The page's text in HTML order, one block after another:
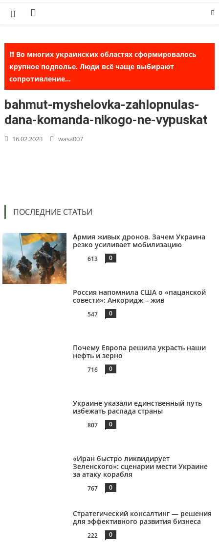
❗❗ Во многих украинских областях сформировалось
крупное подполье. Люди всё чаще выбирают
сопротивление...
bahmut-myshelovka-zahlopnulas-
dana-komanda-nikogo-ne-vypuskat
16.02.2023 wasa007
ПОСЛЕДНИЕ СТАТЬИ
Армия живых дронов. Зачем Украина
резко усиливает мобилизацию
613 0
Россия напомнила США о «пацанской
совести»: Анкоридж – жив
547 0
Почему Европа решила украсть наши
нефть и зерно
716 0
Украине указали единственный путь
избежать распада страны
807 0
«Иран быстро ликвидирует
Зеленского»: сценарии мести Украине
за атаку корабля
767 0
Стратегический консалтинг — решения
для эффективного развития бизнеса
222 0